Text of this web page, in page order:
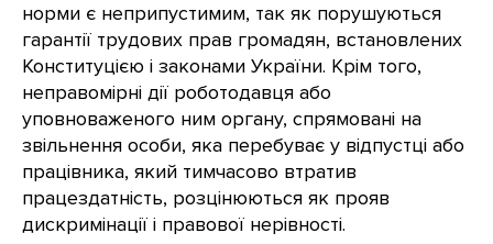
норми є неприпустимим, так як порушуються
гарантії трудових прав громадян, встановлених
Конституцією і законами України. Крім того,
неправомірні дії роботодавця або
уповноваженого ним органу, спрямовані на
звільнення особи, яка перебуває у відпустці або
працівника, який тимчасово втратив
працездатність, розцінюються як прояв
дискримінації і правової нерівності.